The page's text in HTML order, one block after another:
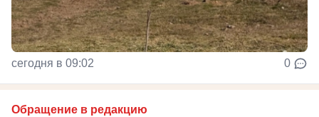
сегодня в 09:02 0
Обращение в редакцию